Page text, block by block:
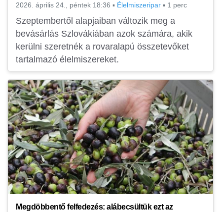
2026. április 24., péntek 18:36 ▪ Élelmiszeripar ▪ 1 perc
Szeptembertől alapjaiban változik meg a
bevásárlás Szlovákiában azok számára, akik
kerülni szeretnék a rovaralapú összetevőket
tartalmazó élelmiszereket.
Megdöbbentő felfedezés: alábecsültük ezt az